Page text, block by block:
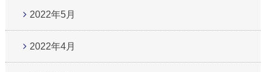
2022年5月
2022年4月